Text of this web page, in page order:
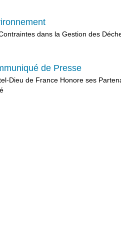
dans la Gestion des
de Presse
Dieu de France Honore ses